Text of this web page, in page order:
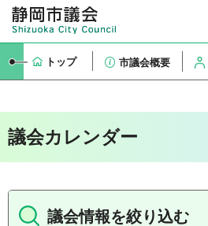
トップ 市議会概要
議会カレンダー
議会情報を絞り込む